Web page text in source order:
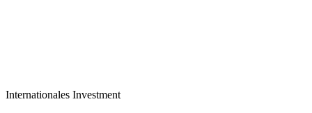
Internationales Investment